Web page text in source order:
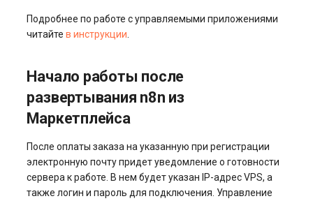
Подробнее по работе с управляемыми приложениями
читайтев инструкции
Начало работы после
развертывания n8n из
Маркетплейса
После оплаты заказа на указанную при регистрации
электронную почту придет уведомление о готовности
сервера к работе. В нем будет указан IP-адрес VPS, а
также логин и пароль для подключения. Управление